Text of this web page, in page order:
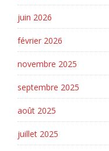
juin 2026
février 2026
novembre 2025
septembre 2025
août 2025
juillet 2025